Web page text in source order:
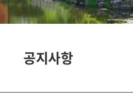
공지사항